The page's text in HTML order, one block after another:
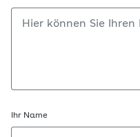
Ihr Name